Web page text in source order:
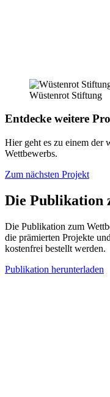
Wüstenrot Stiftung
Entdecke weitere
Hier geht es zu einem der
Wettbewerbs.
Zum nächsten Projekt
Die Publikation
Die Publikation zum
die prämierten Projekte
kostenfrei bestellt werden.
Publikation herunterladen